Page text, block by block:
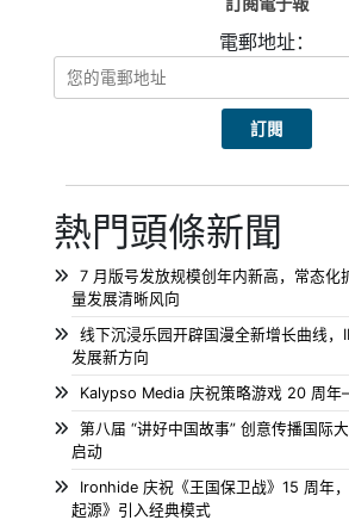
電郵地址：
熱門頭條新聞
7 月版号发放规模创年内新高，常态化
量发展清晰风向
线下沉浸乐园开辟国漫全新增长曲线，
发展新方向
Kalypso Media 庆祝策略游戏 20 周
第八届 “讲好中国故事” 创意传播国际
启动
Ironhide 庆祝《王国保卫战》15 周年
起源》引入经典模式